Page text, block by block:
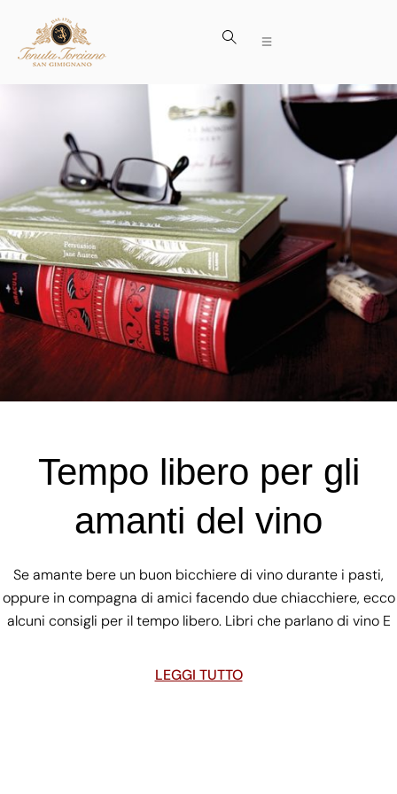
Tempo libero per gli
amanti del vino
Se amante bere un buon bicchiere di vino durante i pasti,
oppure in compagna di amici facendo due chiacchiere, ecco
alcuni consigli per il tempo libero. Libri che parlano di vino E
LEGGI TUTTO